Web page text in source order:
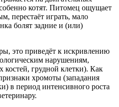
котят. Питомец ощущает
перестаёт играть, мало
болят задние и (или)
это приведёт к искривлению
нарушениям,
костей, грудной клетки). Как
хромоты (западания
в период интенсивного роста